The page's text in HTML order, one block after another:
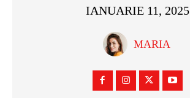
IANUARIE 11, 2025
MARIA